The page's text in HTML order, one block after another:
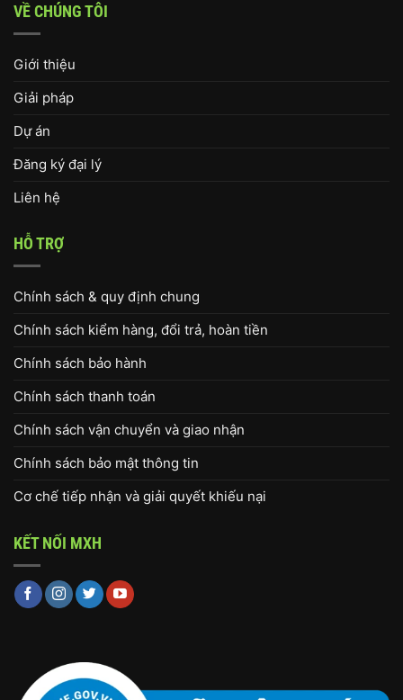
VỀ CHÚNG TÔI
Giới thiệu
Giải pháp
Dự án
Đăng ký đại lý
Liên hệ
HỖ TRỢ
Chính sách & quy định chung
Chính sách kiểm hàng, đổi trả, hoàn tiền
Chính sách bảo hành
Chính sách thanh toán
Chính sách vận chuyển và giao nhận
Chính sách bảo mật thông tin
Cơ chế tiếp nhận và giải quyết khiếu nại
KẾT NỐI MXH